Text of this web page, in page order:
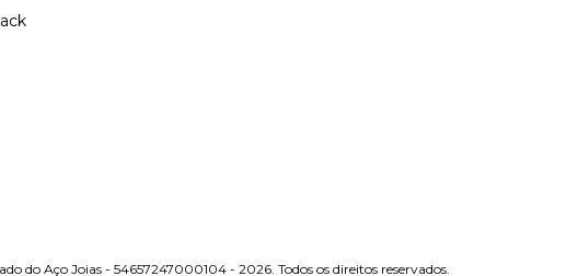
do Aço Joias - 54657247000104 - 2026. Todos os direitos reservados.